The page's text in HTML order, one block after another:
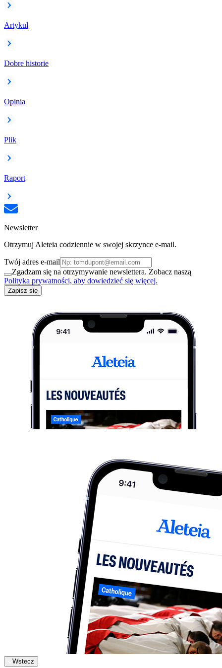
Artykuł
Dobre historie
Opinia
Plik
Raport
Newsletter
Otrzymuj Aleteia codziennie w swojej skrzynce e-mail.
Twój adres e-mail
Zgadzam się na otrzymywanie newslettera. Zobacz naszą
Polityka prywatności, aby dowiedzieć się więcej.
Zapisz się
Wstecz